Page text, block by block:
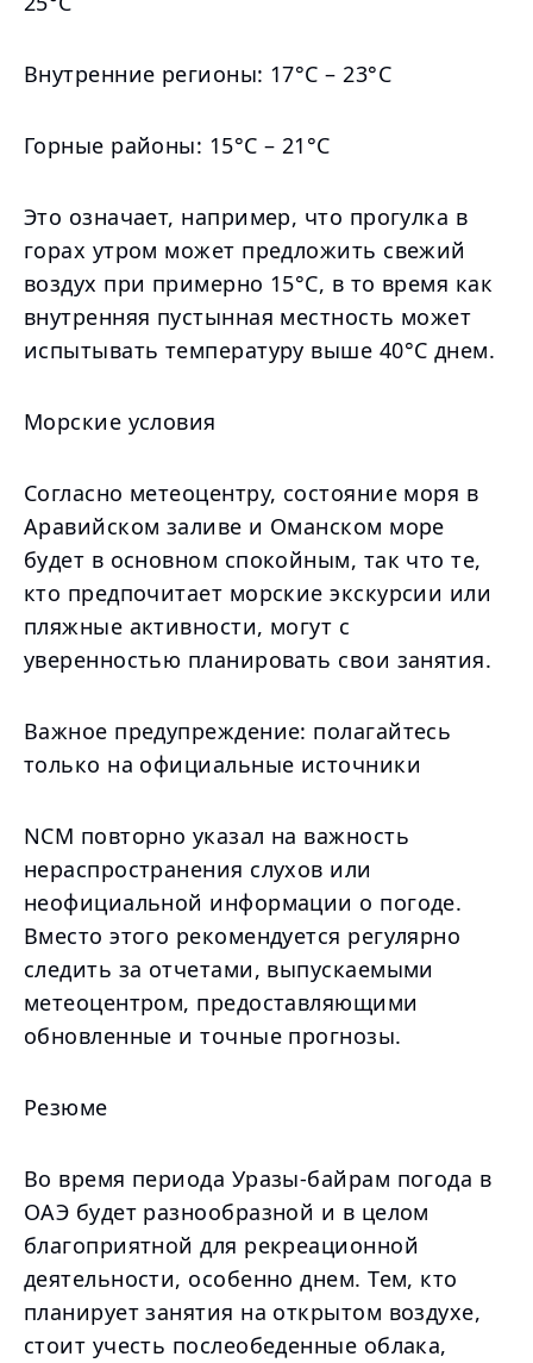
Внутренние регионы: 17°C – 23°C
Горные районы: 15°C – 21°C
Это означает, например, что прогулка в
горах утром может предложить свежий
воздух при примерно 15°C, в то время как
внутренняя пустынная местность может
испытывать температуру выше 40°C днем.
Морские условия
Согласно метеоцентру, состояние моря в
Аравийском заливе и Оманском море
будет в основном спокойным, так что те,
кто предпочитает морские экскурсии или
пляжные активности, могут с
уверенностью планировать свои занятия.
Важное предупреждение: полагайтесь
только на официальные источники
NCM повторно указал на важность
нераспространения слухов или
неофициальной информации о погоде.
Вместо этого рекомендуется регулярно
следить за отчетами, выпускаемыми
метеоцентром, предоставляющими
обновленные и точные прогнозы.
Резюме
Во время периода Уразы-байрам погода в
ОАЭ будет разнообразной и в целом
благоприятной для рекреационной
деятельности, особенно днем. Тем, кто
планирует занятия на открытом воздухе,
стоит учесть послеобеденные облака,